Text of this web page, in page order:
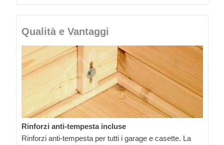
Qualità e Vantaggi
Rinforzi anti-tempesta incluse
Rinforzi anti-tempesta per tutti i garage e casette. La